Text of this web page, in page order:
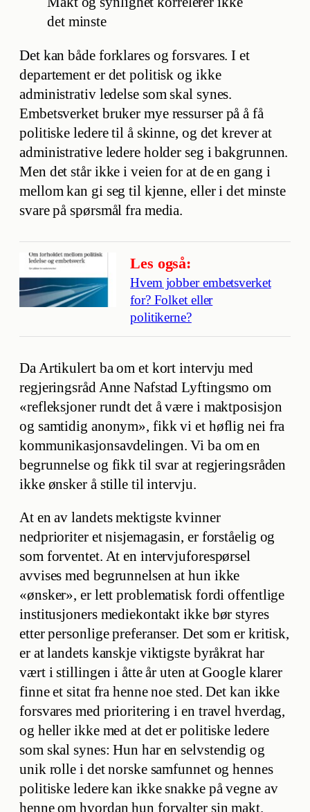
det minste
Det kan både forklares og forsvares. I et
departement er det politisk og ikke
administrativ ledelse som skal synes.
Embetsverket bruker mye ressurser på å få
politiske ledere til å skinne, og det krever at
administrative ledere holder seg i bakgrunnen.
Men det står ikke i veien for at de en gang i
mellom kan gi seg til kjenne, eller i det minste
svare på spørsmål fra media.
Les også:
Hvem jobber embetsverket
for? Folket eller
politikerne?
Da Artikulert ba om et kort intervju med
regjeringsråd Anne Nafstad Lyftingsmo om
«refleksjoner rundt det å være i maktposisjon
og samtidig anonym», fikk vi et høflig nei fra
kommunikasjonsavdelingen. Vi ba om en
begrunnelse og fikk til svar at regjeringsråden
ikke ønsker å stille til intervju.
At en av landets mektigste kvinner
nedprioriter et nisjemagasin, er forståelig og
som forventet. At en intervjuforespørsel
avvises med begrunnelsen at hun ikke
«ønsker», er lett problematisk fordi offentlige
institusjoners mediekontakt ikke bør styres
etter personlige preferanser. Det som er kritisk,
er at landets kanskje viktigste byråkrat har
vært i stillingen i åtte år uten at Google klarer
finne et sitat fra henne noe sted. Det kan ikke
forsvares med prioritering i en travel hverdag,
og heller ikke med at det er politiske ledere
som skal synes: Hun har en selvstendig og
unik rolle i det norske samfunnet og hennes
politiske ledere kan ikke snakke på vegne av
henne om hvordan hun forvalter sin makt.